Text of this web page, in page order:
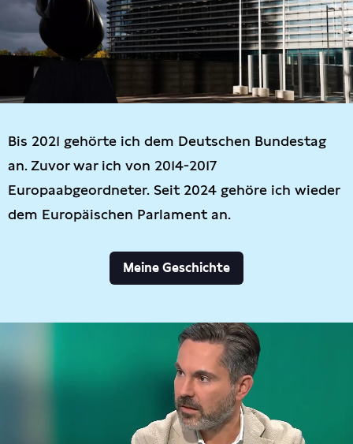
Bis 2021 gehörte ich dem Deutschen Bundestag
an. Zuvor war ich von 2014-2017
Europaabgeordneter. Seit 2024 gehöre ich wieder
dem Europäischen Parlament an.
Meine Geschichte